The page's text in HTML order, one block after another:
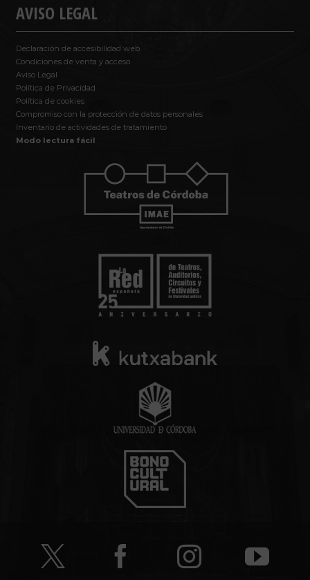
AVISO LEGAL
Declaración de accesibilidad web
Condiciones de venta y acceso
Aviso Legal
Política de Privacidad
Política de cookies
Compromiso con la protección de datos personales
Inventario de actividades de tratamiento
Modo lectura fácil